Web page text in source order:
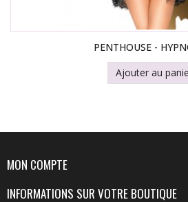
PENTHOUSE -
Ajouter au
MON COMPTE
INFORMATIONS SUR VOTRE BOUTIQUE